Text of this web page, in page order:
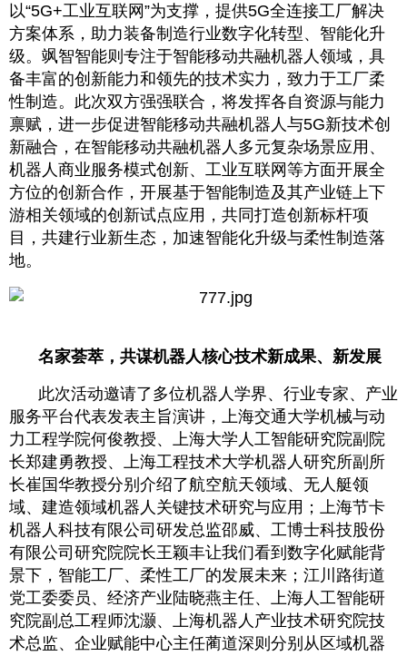
以“5G+工业互联网”为支撑，提供5G全连接工厂解决
方案体系，助力装备制造行业数字化转型、智能化升
级。飒智智能则专注于智能移动共融机器人领域，具
备丰富的创新能力和领先的技术实力，致力于工厂柔
性制造。此次双方强强联合，将发挥各自资源与能力
禀赋，进一步促进智能移动共融机器人与5G新技术创
新融合，在智能移动共融机器人多元复杂场景应用、
机器人商业服务模式创新、工业互联网等方面开展全
方位的创新合作，开展基于智能制造及其产业链上下
游相关领域的创新试点应用，共同打造创新标杆项
目，共建行业新生态，加速智能化升级与柔性制造落
地。
名家荟萃，共谋机器人核心技术新成果、新发展
此次活动邀请了多位机器人学界、行业专家、产业
服务平台代表发表主旨演讲，上海交通大学机械与动
力工程学院何俊教授、上海大学人工智能研究院副院
长郑建勇教授、上海工程技术大学机器人研究所副所
长崔国华教授分别介绍了航空航天领域、无人艇领
域、建造领域机器人关键技术研究与应用；上海节卡
机器人科技有限公司研发总监邵威、工博士科技股份
有限公司研究院院长王颖丰让我们看到数字化赋能背
景下，智能工厂、柔性工厂的发展未来；江川路街道
党工委委员、经济产业陆晓燕主任、上海人工智能研
究院副总工程师沈灏、上海机器人产业技术研究院技
术总监、企业赋能中心主任蔺道深则分别从区域机器